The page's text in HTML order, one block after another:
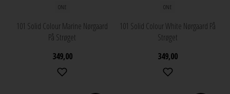
ONE
101 Solid Colour Marine Nørgaard
På Strøget
349,00
ONE
101 Solid Colour White Nørgaard På
Strøget
349,00